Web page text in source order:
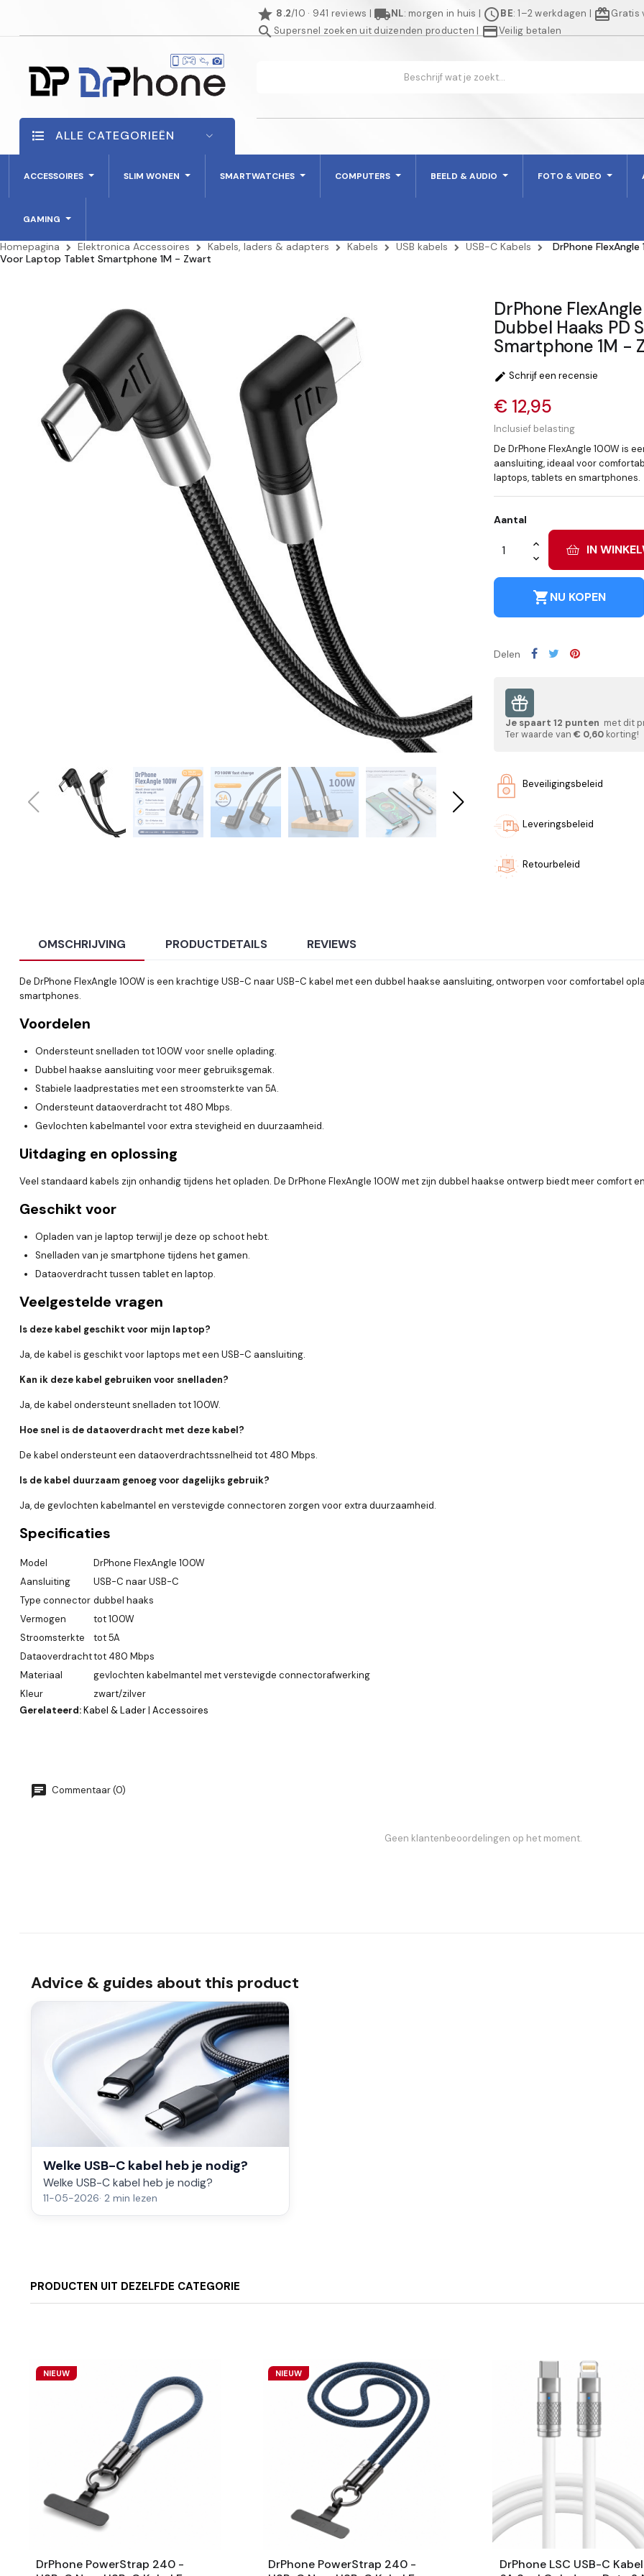
star 8.2/10 · 941 reviews | local_shippingNL: morgen in huis | scheduleBE: 1–2 werkdagen | redeemGratis
searchSupersnel zoeken uit duizenden producten | credit_cardVeilig betalen
ALLE CATEGORIEËN
ACCESSOIRES SLIM WONEN SMARTWATCHES COMPUTERS BEELD & AUDIO FOTO & VIDEO
GAMING
Homepagina Elektronica Accessoires Kabels, laders & adapters Kabels USB kabels USB-C Kabels
DrPhone
Voor Laptop Tablet Smartphone 1M - Zwart
DrPhone
Dubbel Haaks PD
Smartphone 1M -
 Schrijf een recensie
€ 12,95
Inclusief belasting
De DrPhone FlexAngle 100W is
aansluiting, ideaal voor
laptops, tablets en smartphones.
Aantal
IN
shopping_cartNU KOPEN
Delen
Je spaart 12 punten met dit
Ter waarde van € 0,60 korting!
Beveiligingsbeleid
Leveringsbeleid
Retourbeleid
OMSCHRIJVING PRODUCTDETAILS REVIEWS
De DrPhone FlexAngle 100W is een krachtige USB-C naar USB-C kabel met een dubbel haakse aansluiting, ontworpen voor comfortabel
smartphones.
Voordelen
Ondersteunt snelladen tot 100W voor snelle oplading.
Dubbel haakse aansluiting voor meer gebruiksgemak.
Stabiele laadprestaties met een stroomsterkte van 5A.
Ondersteunt dataoverdracht tot 480 Mbps.
Gevlochten kabelmantel voor extra stevigheid en duurzaamheid.
Uitdaging en oplossing
Veel standaard kabels zijn onhandig tijdens het opladen. De DrPhone FlexAngle 100W met zijn dubbel haakse ontwerp biedt meer comfort
Geschikt voor
Opladen van je laptop terwijl je deze op schoot hebt.
Snelladen van je smartphone tijdens het gamen.
Dataoverdracht tussen tablet en laptop.
Veelgestelde vragen
Is deze kabel geschikt voor mijn laptop?
Ja, de kabel is geschikt voor laptops met een USB-C aansluiting.
Kan ik deze kabel gebruiken voor snelladen?
Ja, de kabel ondersteunt snelladen tot 100W.
Hoe snel is de dataoverdracht met deze kabel?
De kabel ondersteunt een dataoverdrachtssnelheid tot 480 Mbps.
Is de kabel duurzaam genoeg voor dagelijks gebruik?
Ja, de gevlochten kabelmantel en verstevigde connectoren zorgen voor extra duurzaamheid.
Specificaties
Model
DrPhone FlexAngle 100W
Aansluiting
USB-C naar USB-C
Type connector dubbel haaks
Vermogen
tot 100W
Stroomsterkte
tot 5A
Dataoverdrachttot 480 Mbps
Materiaal
gevlochten kabelmantel met verstevigde connectorafwerking
Kleur
zwart/zilver
Gerelateerd:Kabel & Lader| Accessoires
Commentaar (0)
Geen klantenbeoordelingen op het moment.
Advice & guides about this product
Welke USB-C kabel heb je nodig?
Welke USB-C kabel heb je nodig?
11-05-2026· 2 min lezen
PRODUCTEN UIT DEZELFDE CATEGORIE
NIEUW
DrPhone PowerStrap 240 -
NIEUW
DrPhone PowerStrap 240 -
DrPhone LSC USB-C